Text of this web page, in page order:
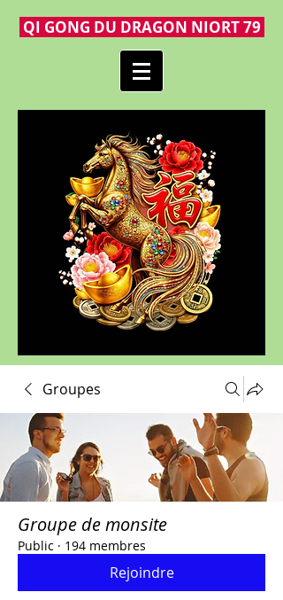
QI GONG DU DRAGON NIORT 79
Groupes
Groupe de monsite
Public · 194 membres
Rejoindre